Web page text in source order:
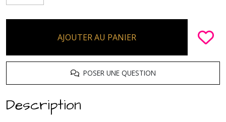
AJOUTER AU PANIER
POSER UNE QUESTION
Description